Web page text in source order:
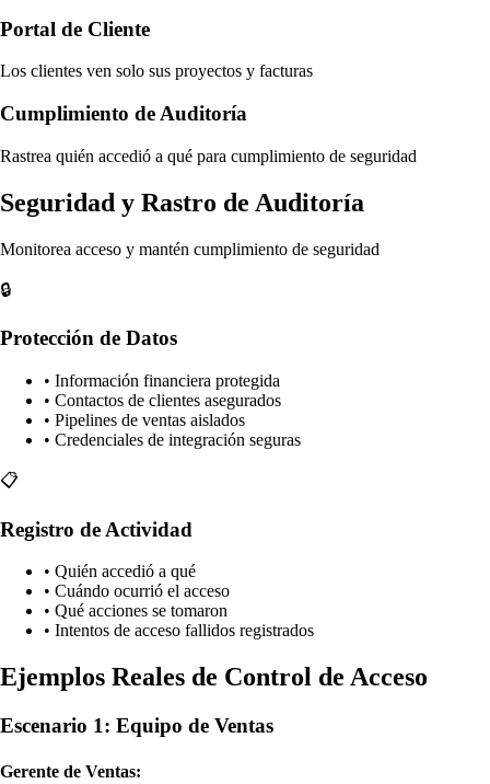
Portal de Cliente
Los clientes ven solo sus proyectos y facturas
Cumplimiento de Auditoría
Rastrea quién accedió a qué para cumplimiento de seguridad
Seguridad y Rastro de Auditoría
Monitorea acceso y mantén cumplimiento de seguridad
🔒
Protección de Datos
• Información financiera protegida
• Contactos de clientes asegurados
• Pipelines de ventas aislados
• Credenciales de integración seguras
📋
Registro de Actividad
• Quién accedió a qué
• Cuándo ocurrió el acceso
• Qué acciones se tomaron
• Intentos de acceso fallidos registrados
Ejemplos Reales de Control de Acceso
Escenario 1: Equipo de Ventas
Gerente de Ventas: